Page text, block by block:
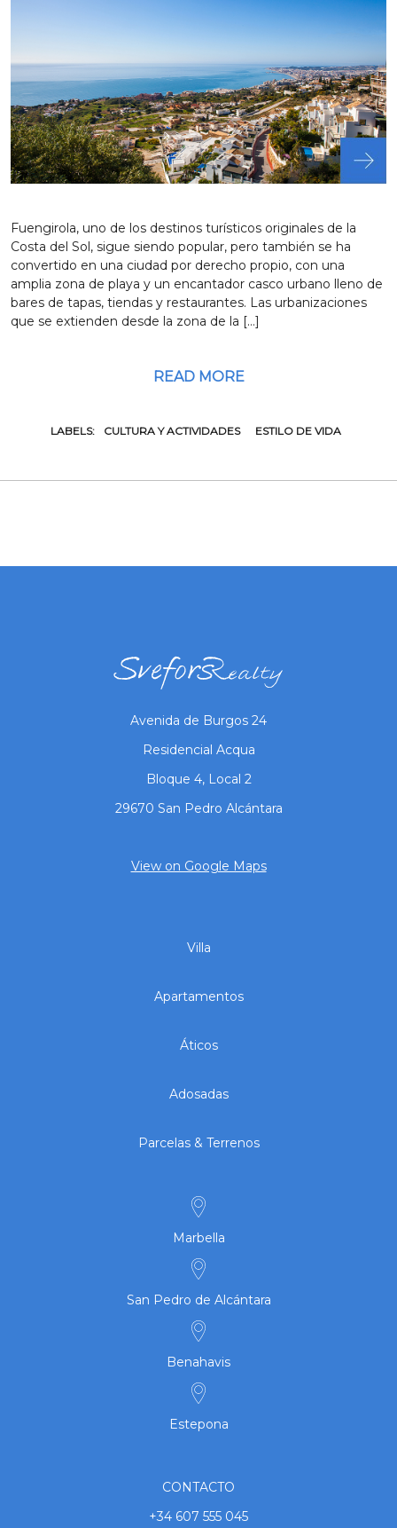
Fuengirola, uno de los destinos turísticos originales de la
Costa del Sol, sigue siendo popular, pero también se ha
convertido en una ciudad por derecho propio, con una
amplia zona de playa y un encantador casco urbano lleno de
bares de tapas, tiendas y restaurantes. Las urbanizaciones
que se extienden desde la zona de la […]
READ MORE
LABELS: CULTURA Y ACTIVIDADES ESTILO DE VIDA
Avenida de Burgos 24
Residencial Acqua
Bloque 4, Local 2
29670 San Pedro Alcántara
View on Google Maps
Villa
Apartamentos
Áticos
Adosadas
Parcelas & Terrenos
Marbella
San Pedro de Alcántara
Benahavis
Estepona
CONTACTO
+34 607 555 045